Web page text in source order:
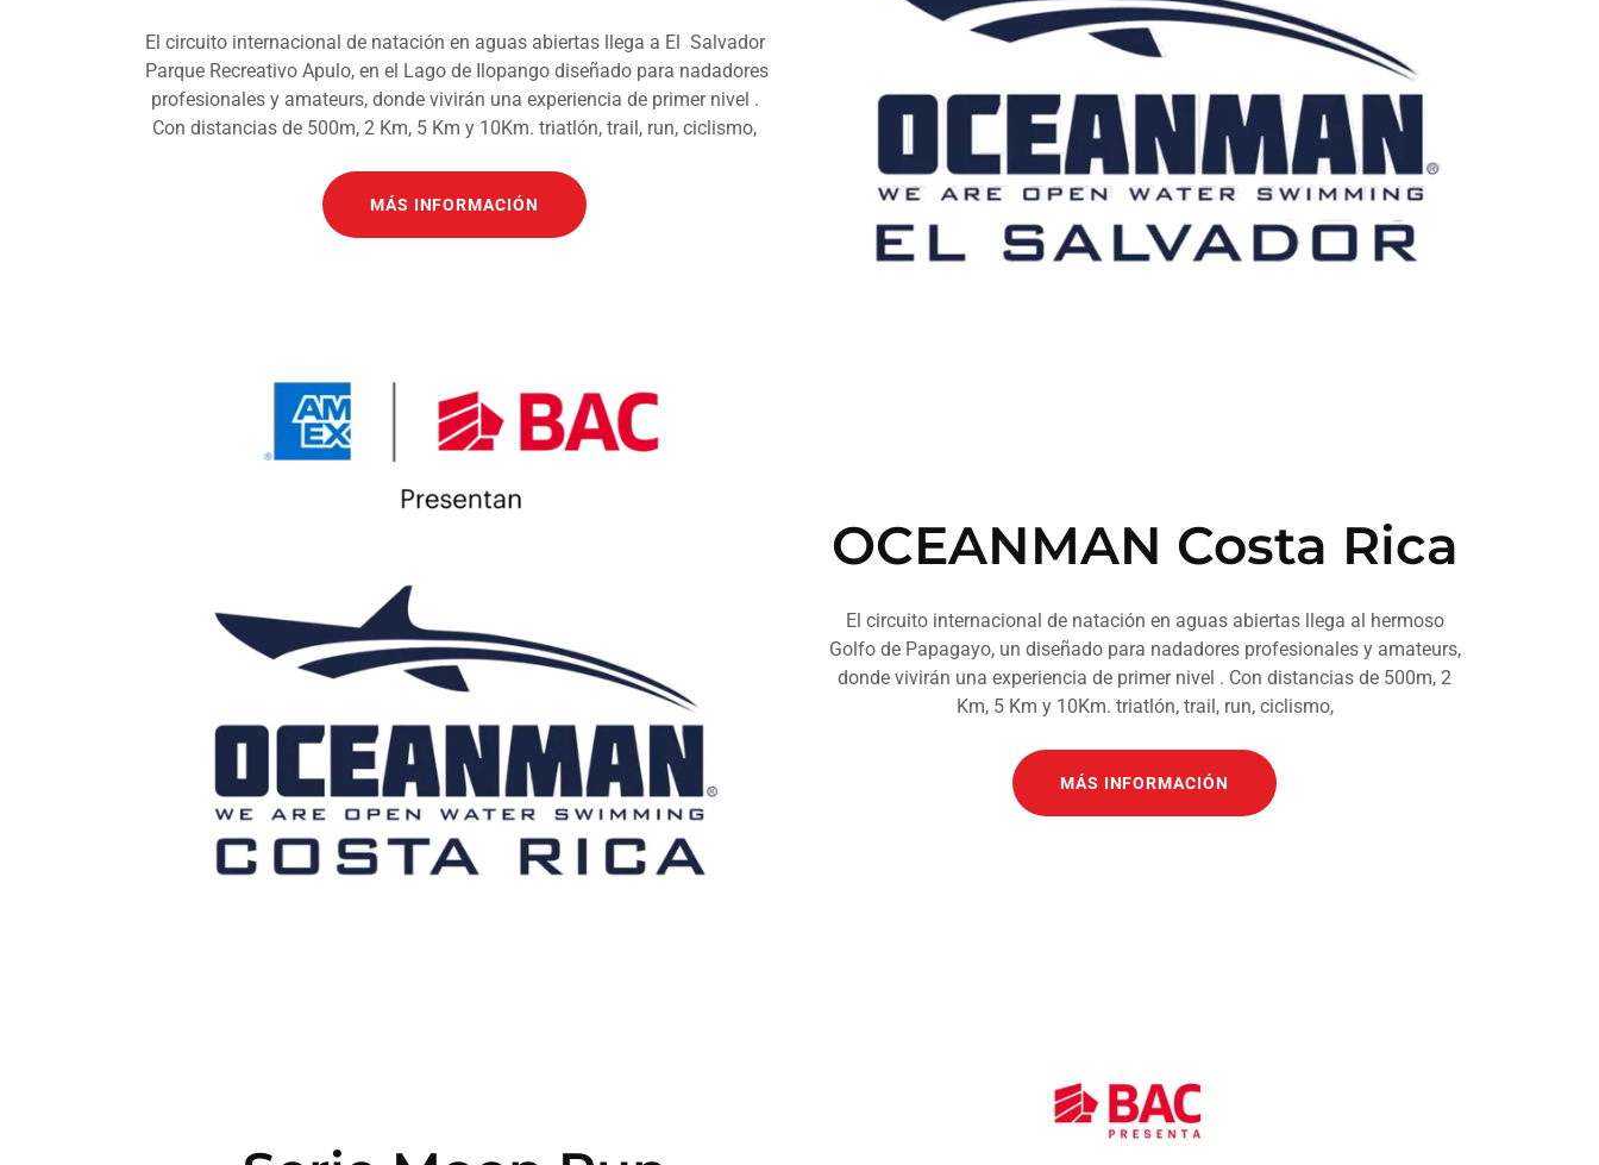
El circuito internacional de natación en aguas abiertas llega a El Salvador
Parque Recreativo Apulo, en el Lago de Ilopango diseñado para nadadores
profesionales y amateurs, donde vivirán una experiencia de primer nivel .
Con distancias de 500m, 2 Km, 5 Km y 10Km. triatlón, trail, run, ciclismo,
MÁS INFORMACIÓN
OCEANMAN Costa Rica
El circuito internacional de natación en aguas abiertas llega al hermoso
Golfo de Papagayo, un diseñado para nadadores profesionales y amateurs,
donde vivirán una experiencia de primer nivel . Con distancias de 500m, 2
Km, 5 Km y 10Km. triatlón, trail, run, ciclismo,
MÁS INFORMACIÓN